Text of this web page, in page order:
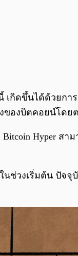
เกิดขึ้นได้ด้วยกา
ของบิตคอยน์โดย
Hyper สา
ช่วงเริ่มต้น ปัจจุบั